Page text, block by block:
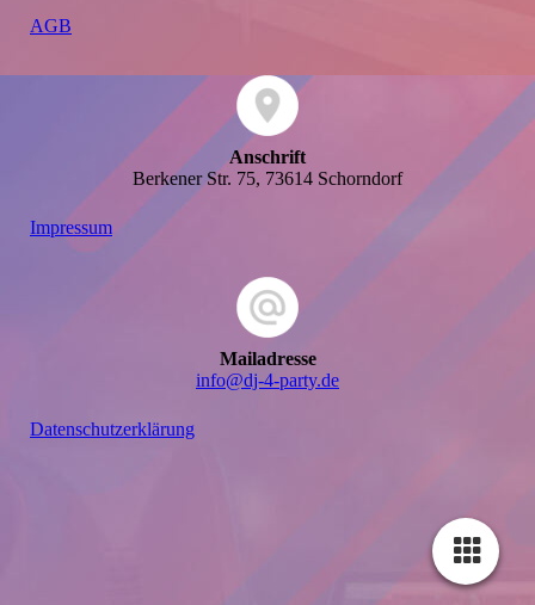
AGB
Anschrift
Berkener Str. 75, 73614 Schorndorf
Impressum
Mailadresse
info@dj-4-party.de
Datenschutzerklärung